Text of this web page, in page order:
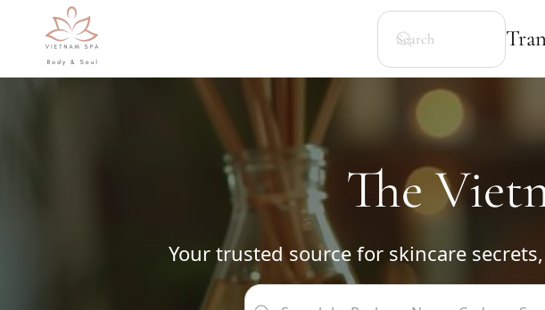
Skip to main content
The
Your trusted source for skincare